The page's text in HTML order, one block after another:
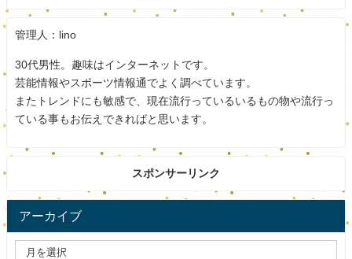
の不安から利益を残しておこうと考えた。今後は適
切な申告納税をする」と説明。修正申告や本税など
不安定な仕事なので将来が心配なのはわかりますが、脱税
しっかり反省してほしいですね。
スポンサードリンク
管理人：lino
30代男性。趣味はインターネットです。
芸能情報やスポーツ情報通でよく調べています。
またトレンドにも敏感で、現在流行っているいるもの物や流行っ
ている事もお伝えできればと思います。
スポンサーリンク
アーカイブ